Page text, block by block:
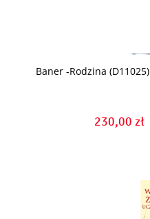
Baner -Rodzina (D11025)
230,00 zł